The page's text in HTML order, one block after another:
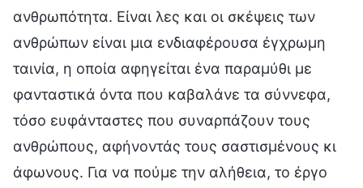
ανθρωπότητα. Είναι λες και οι σκέψεις των
ανθρώπων είναι μια ενδιαφέρουσα έγχρωμη
ταινία, η οποία αφηγείται ένα παραμύθι με
φανταστικά όντα που καβαλάνε τα σύννεφα,
τόσο ευφάνταστες που συναρπάζουν τους
ανθρώπους, αφήνοντάς τους σαστισμένους κι
άφωνους. Για να πούμε την αλήθεια, το έργο